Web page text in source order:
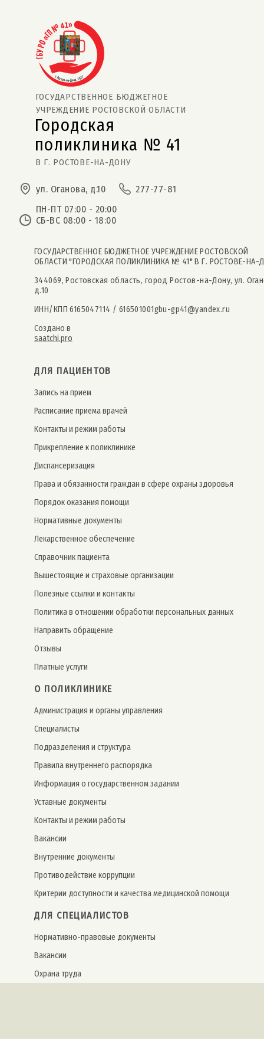
В Г. РОСТОВЕ-НА-ДОНУ
ГОСУДАРСТВЕННОЕ БЮДЖЕТНОЕ
поликлиника № 41
УЧРЕЖДЕНИЕ РОСТОВСКОЙ ОБЛАСТИ
Городская
ул. Оганова, д.10
277-77-81
ПН-ПТ 07:00 - 20:00
СБ-ВС 08:00 - 18:00
ГОСУДАРСТВЕННОЕ БЮДЖЕТНОЕ УЧРЕЖДЕНИЕ РОСТОВСКОЙ
ОБЛАСТИ "ГОРОДСКАЯ ПОЛИКЛИНИКА № 41" В Г. РОСТОВЕ-НА-
344069, Ростовская область, город Ростов-на-Дону, ул.
д.10
ИНН/КПП 6165047114 / 616501001gbu-gp41@yandex.ru
Создано в
saatchi.pro
ДЛЯ ПАЦИЕНТОВ
Запись на прием
Расписание приема врачей
Контакты и режим работы
Прикрепление к поликлинике
Дис­пансе­риза­ция
Права и обязанности граждан в сфере охраны здоровья
Порядок оказания помощи
Нормативные документы
Лекарственное обеспечение
Справочник пациента
Вышестоящие и страховые организации
Полезные ссылки и контакты
Политика в отношении обработки персональных данных
Направить обращение
Отзывы
Платные услуги
О ПОЛИКЛИНИКЕ
Администрация и органы управления
Специалисты
Подразделения и структура
Правила внутреннего распорядка
Информация о государственном задании
Уставные документы
Контакты и режим работы
Вакансии
Внутренние документы
Противодействие коррупции
Критерии доступности и качества медицинской помощи
ДЛЯ СПЕЦИАЛИСТОВ
Нормативно-правовые документы
Вакансии
Охрана труда